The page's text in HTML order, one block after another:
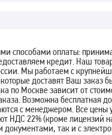
способами оплаты:
кредит. Наш
Мы работаем с
доставят Ваш заказ
по Москве зависит от
Возможна бесплатная
с менеджером. Все цены
НДС 22% (кроме лицензий
так и с